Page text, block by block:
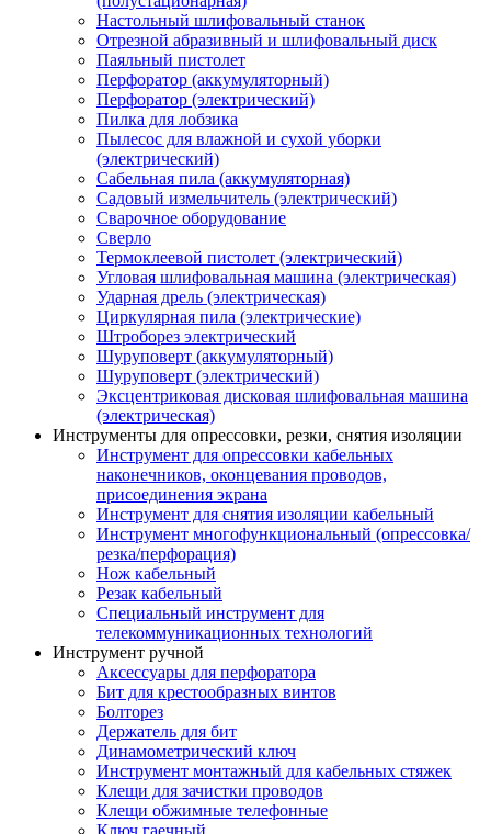
Настольный шлифовальный станок
Отрезной абразивный и шлифовальный диск
Паяльный пистолет
Перфоратор (аккумуляторный)
Перфоратор (электрический)
Пилка для лобзика
Пылесос для влажной и сухой уборки
(электрический)
Сабельная пила (аккумуляторная)
Садовый измельчитель (электрический)
Сварочное оборудование
Сверло
Термоклеевой пистолет (электрический)
Угловая шлифовальная машина (электрическая)
Ударная дрель (электрическая)
Циркулярная пила (электрические)
Штроборез электрический
Шуруповерт (аккумуляторный)
Шуруповерт (электрический)
Эксцентриковая дисковая шлифовальная машина
(электрическая)
Инструменты для опрессовки, резки, снятия изоляции
Инструмент для опрессовки кабельных
наконечников, оконцевания проводов,
присоединения экрана
Инструмент для снятия изоляции кабельный
Инструмент многофункциональный (опрессовка/
резка/перфорация)
Нож кабельный
Резак кабельный
Специальный инструмент для
телекоммуникационных технологий
Инструмент ручной
Аксессуары для перфоратора
Бит для крестообразных винтов
Болторез
Держатель для бит
Динамометрический ключ
Инструмент монтажный для кабельных стяжек
Клещи для зачистки проводов
Клещи обжимные телефонные
Ключ гаечный